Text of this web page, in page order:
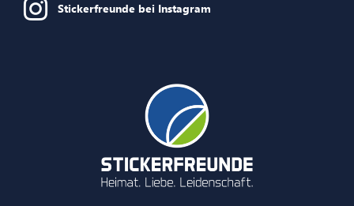
Stickerfreunde bei Instagram